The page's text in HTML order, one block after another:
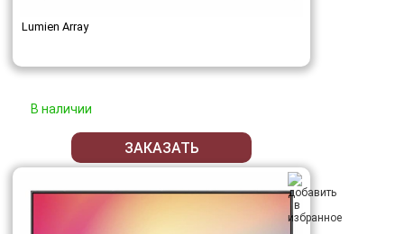
Lumien Array
В наличии
ЗАКАЗАТЬ